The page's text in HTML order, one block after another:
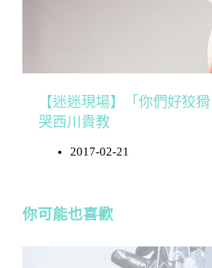
【迷迷現場】「你們好狡
哭西川貴教
2017-02-21
你可能也喜歡